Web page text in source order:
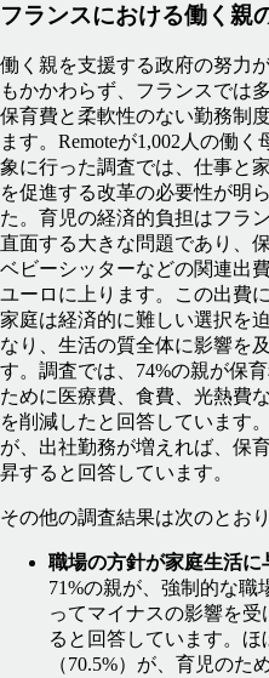
フランスにおける働く親
働く親を支援する政府の努力
もかかわらず、フランスでは
保育費と柔軟性のない勤務制
ます。Remoteが1,002人の働
象に行った調査では、仕事と
を促進する改革の必要性が明
た。育児の経済的負担はフラ
直面する大きな問題であり、
ベビーシッターなどの関連出
ユーロに上ります。この出費
家庭は経済的に難しい選択を
なり、生活の質全体に影響を
す。調査では、74%の親が保
ために医療費、食費、光熱費
を削減したと回答しています
が、出社勤務が増えれば、保
昇すると回答しています。
その他の調査結果は次のとおり
職場の方針が家庭生活に
71%の親が、強制的な職
ってマイナスの影響を受
ると回答しています。ほ
（70.5%）が、育児のた